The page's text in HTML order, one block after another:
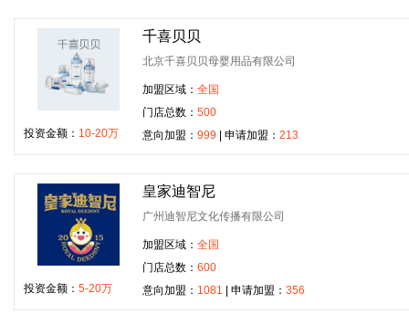
投资金额： 10-20万
千喜贝贝
北京千喜贝贝母婴用品有限公司
加盟区域： 全国
门店总数： 500
意向加盟： 999 | 申请加盟： 213
投资金额： 5-20万
皇家迪智尼
广州迪智尼文化传播有限公司
加盟区域： 全国
门店总数： 600
意向加盟： 1081 | 申请加盟： 356